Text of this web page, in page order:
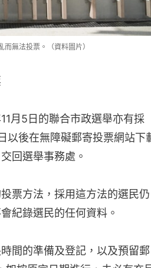
回選舉事務處。
票方法，採用這方法的選民仍
按原定日期進行，未必有充足